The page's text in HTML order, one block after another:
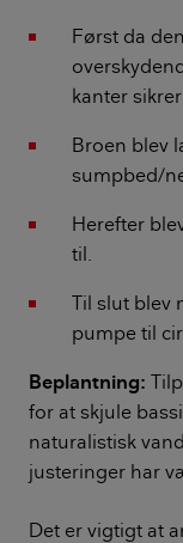
Først da
kanter
Broen blev
sumpbed/
Herefter
til.
Til slut blev
pumpe til
Beplantning:
for at skjule
naturalistisk
justeringer har
Det er vigtigt at